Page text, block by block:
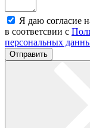
Я даю согласие
в соответсвии с
персональных
Отправить